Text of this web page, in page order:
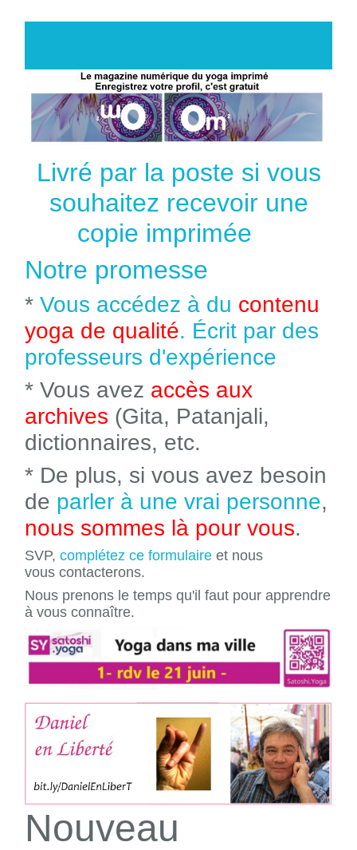
Livré par la poste si vous
souhaitez recevoir une
copie imprimée
Notre promesse
* Vous accédez à du contenu
yoga de qualité. Écrit par des
professeurs d'expérience
* Vous avez accès aux
archives (Gita, Patanjali,
dictionnaires, etc.
* De plus, si vous avez besoin
de parler à une vrai personne,
nous sommes là pour vous.
SVP, complétez ce formulaire et nous
vous contacterons.
Nous prenons le temps qu'il faut pour apprendre
à vous connaître.
Nouveau